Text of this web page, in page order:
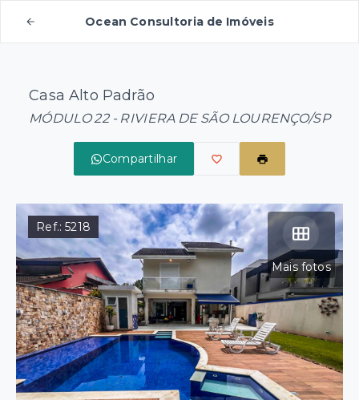
Ocean Consultoria de Imóveis
Casa Alto Padrão
MÓDULO 22 - RIVIERA DE SÃO LOURENÇO/SP
Compartilhar
Mais fotos
Ref.:5218